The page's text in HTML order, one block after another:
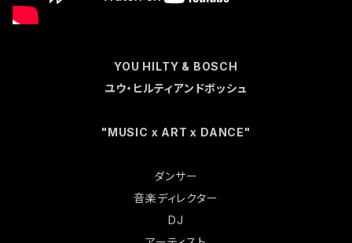
YOU HILTY & BOSCH
ユウ・ヒルティアンドボッシュ
"MUSIC x ART x DANCE"
ダンサー
音楽ディレクター
DJ